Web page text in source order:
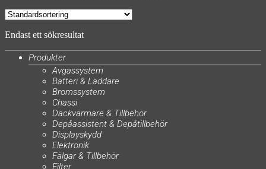
Endast ett sökresultat
Produkter
Avgassystem
Batteri & Laddare
Bromssystem
Chassi
Däckvärmare & Tillbehör
Depåassistent & Depåtillbehör
Displayskydd
Elektronik
Fälgar & Tillbehör
Filter